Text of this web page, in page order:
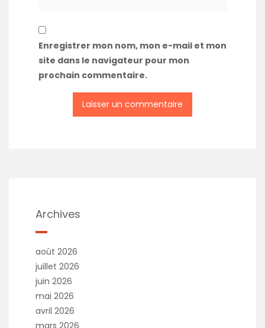
Enregistrer mon nom, mon e-mail et mon
site dans le navigateur pour mon
prochain commentaire.
t
i
v
:
Archives
août 2026
juillet 2026
juin 2026
mai 2026
avril 2026